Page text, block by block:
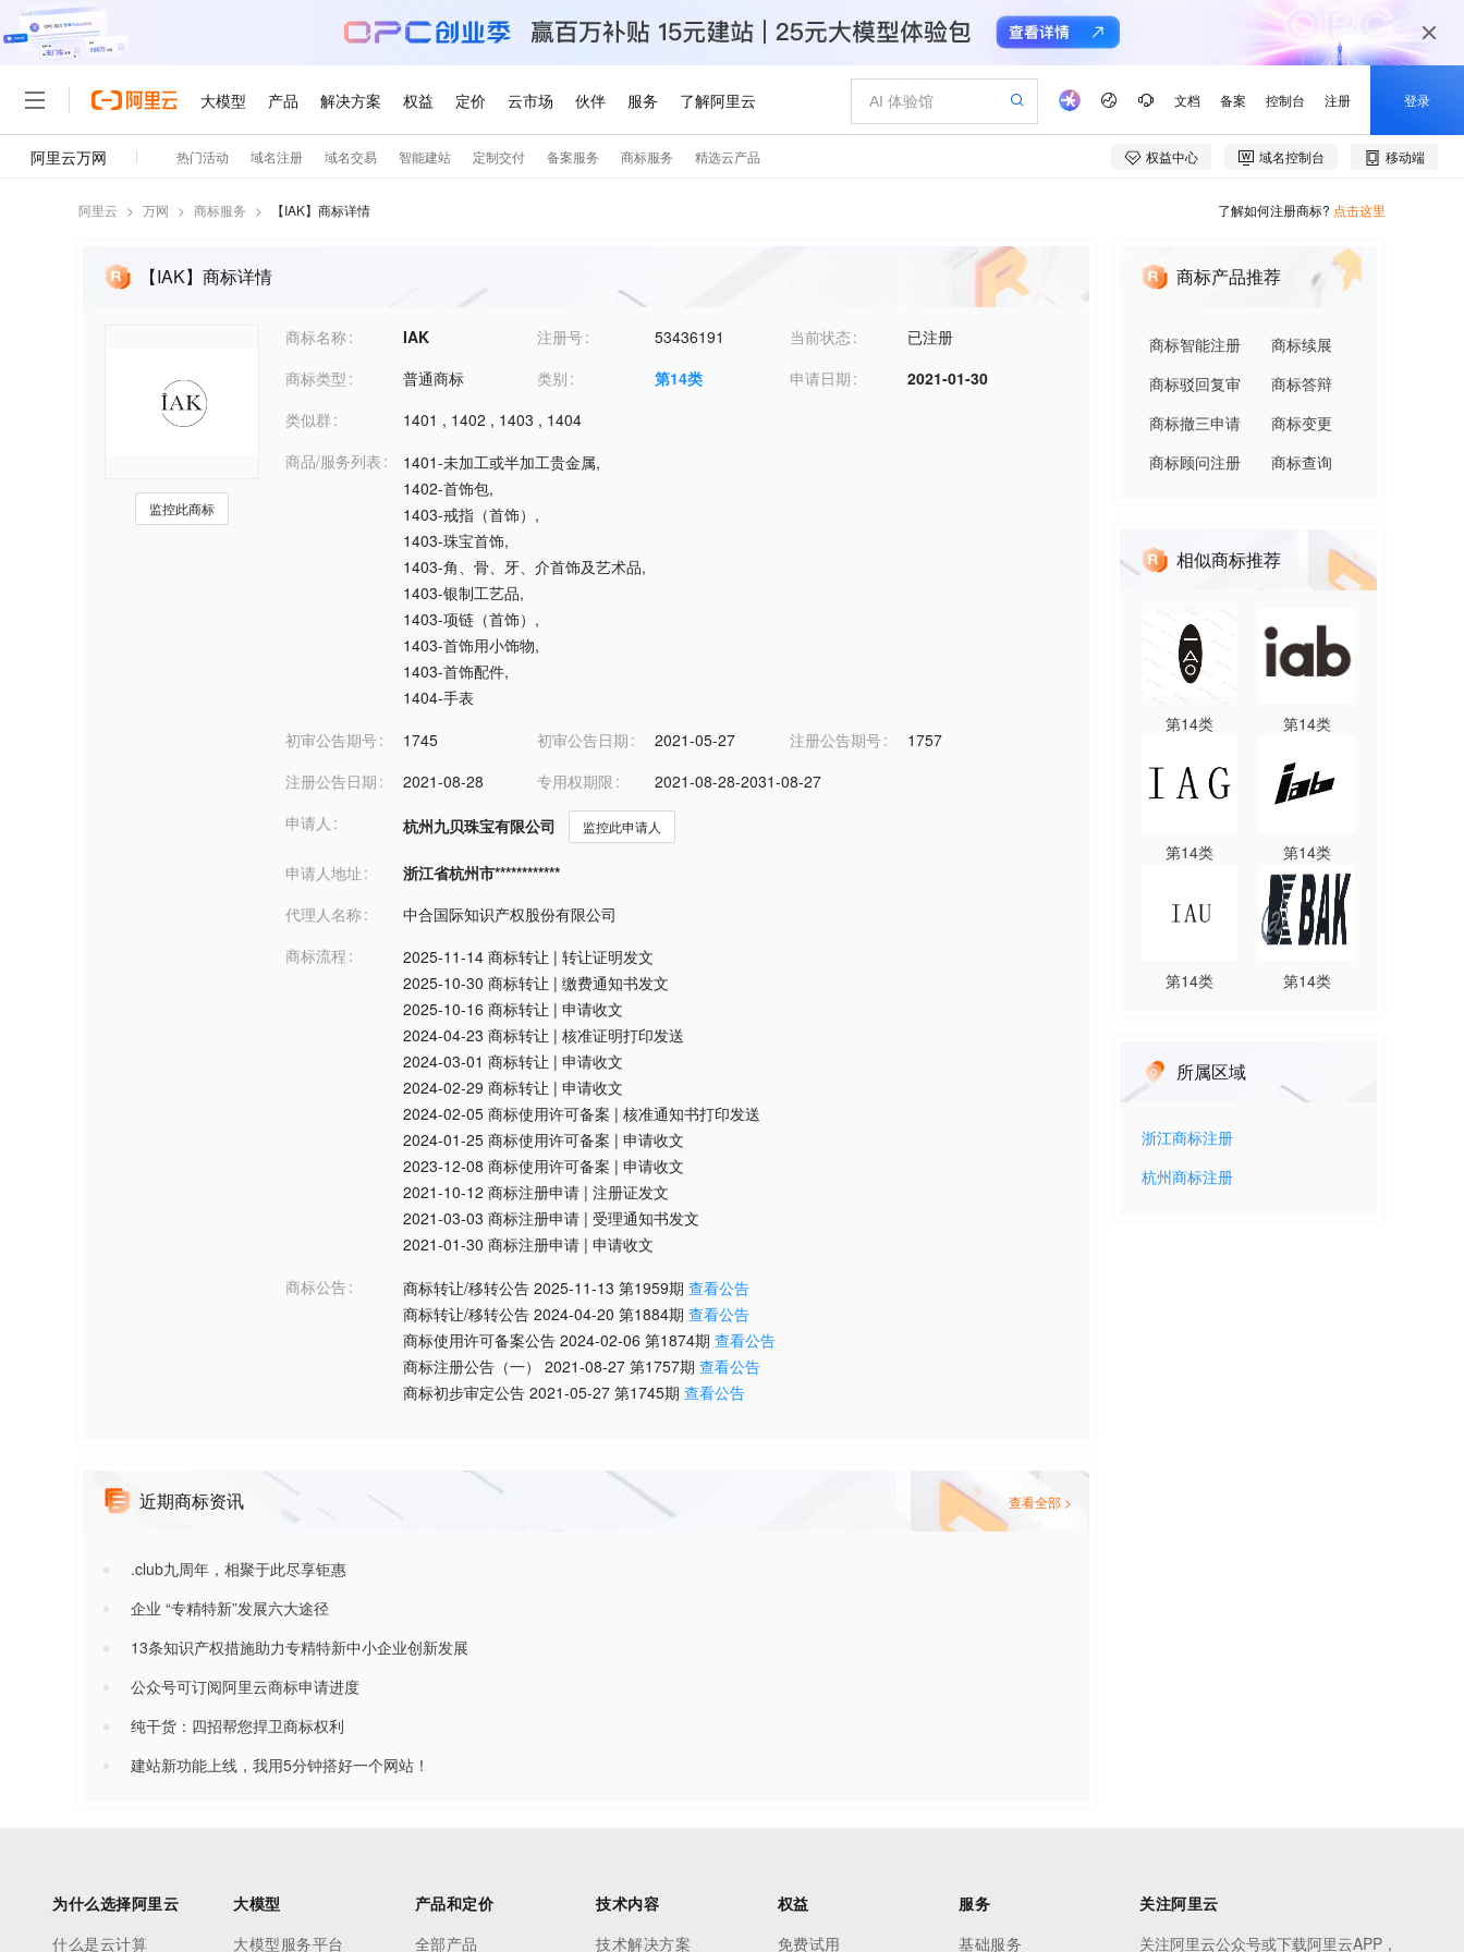
阿里云 > 万网 > 商标服务 > 【IAK】商标详情 了解如何注册商标? 点击这里
【IAK】商标详情
监控此商标
商标名称 IAK 注册号 53436191 当前状态
已注册
商标类型
普通商标 类别 第14类 申请日期
2021-01-30
类似群
1401 , 1402 , 1403 , 1404
商品/服务列表
1401-未加工或半加工贵金属,
1402-首饰包,
1403-戒指（首饰） ,
1403-珠宝首饰,
1403-角、骨、牙、介首饰及艺术品,
1403-银制工艺品,
1403-项链（首饰） ,
1403-首饰用小饰物,
1403-首饰配件,
1404-手表
初审公告期号
1745 初审公告日期 2021-05-27 注册公告期号
1757
注册公告日期
2021-08-28 专用权期限
2021-08-28-2031-08-27
申请人
杭州九贝珠宝有限公司 监控此申请人
申请人地址
浙江省杭州市************
代理人名称
中合国际知识产权股份有限公司
商标流程
2025-11-14 商标转让 | 转让证明发文
2025-10-30 商标转让 | 缴费通知书发文
2025-10-16 商标转让 | 申请收文
2024-04-23 商标转让 | 核准证明打印发送
2024-03-01 商标转让 | 申请收文
2024-02-29 商标转让 | 申请收文
2024-02-05 商标使用许可备案 | 核准通知书打印发送
2024-01-25 商标使用许可备案 | 申请收文
2023-12-08 商标使用许可备案 | 申请收文
2021-10-12 商标注册申请 | 注册证发文
2021-03-03 商标注册申请 | 受理通知书发文
2021-01-30 商标注册申请 | 申请收文
商标公告
商标转让/移转公告 2025-11-13 第1959期 查看公告
商标转让/移转公告 2024-04-20 第1884期 查看公告
商标使用许可备案公告 2024-02-06 第1874期 查看公告
商标注册公告（一）
2021-08-27 第1757期 查看公告
商标初步审定公告 2021-05-27 第1745期 查看公告
近期商标资讯 查看全部 >
.club九周年，相聚于此尽享钜惠
企业 “专精特新”发展六大途径
13条知识产权措施助力专精特新中小企业创新发展
公众号可订阅阿里云商标申请进度
纯干货：四招帮您捍卫商标权利
建站新功能上线，我用5分钟搭好一个网站！
商标产品推荐
商标智能注册
商标续展
商标驳回复审
商标答辩
商标撤三申请
商标变更
商标顾问注册
商标查询
相似商标推荐
第14类 第14类
第14类 第14类
第14类 第14类
所属区域
浙江商标注册
杭州 商标注册